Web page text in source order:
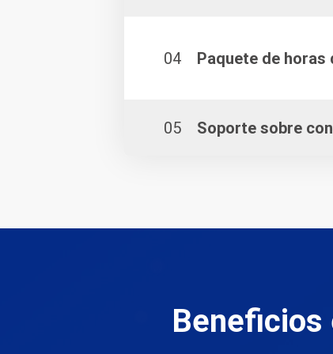
04 Paquete de
05 Soporte sobre
Beneficios